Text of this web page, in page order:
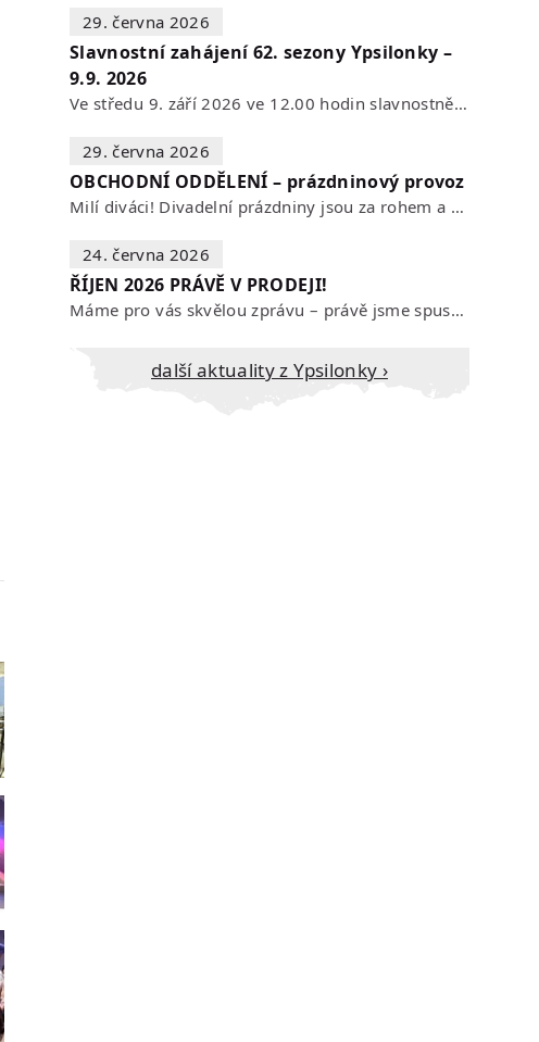
29. června 2026
Slavnostní zahájení 62. sezony Ypsilonky –
9.9. 2026
Ve středu 9. září 2026 ve 12.00 hodin slavnostně zahájíme novou divadelní…
29. června 2026
OBCHODNÍ ODDĚLENÍ – prázdninový provoz
Milí diváci! Divadelní prázdniny jsou za rohem a s nimi se mění i otevírací…
24. června 2026
ŘÍJEN 2026 PRÁVĚ V PRODEJI!
Máme pro vás skvělou zprávu – právě jsme spustili prodej vstupenek na říjen…
Další aktuality z Ypsilonky ›